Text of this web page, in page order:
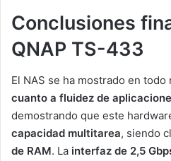
Conclusiones
QNAP TS-433
El NAS se ha mostrado en todo
cuanto a fluidez de
demostrando que este
capacidad multitarea, siendo
de RAM. La interfaz de 2,5